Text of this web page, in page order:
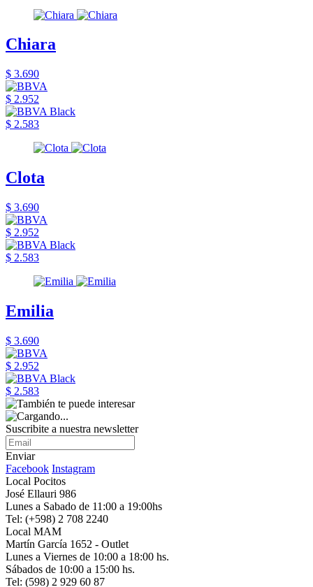
Chiara
$ 3.690
$ 2.952
$ 2.583
Clota
$ 3.690
$ 2.952
$ 2.583
Emilia
$ 3.690
$ 2.952
$ 2.583
Suscribite a nuestra newsletter
Enviar
Facebook Instagram
Local Pocitos
José Ellauri 986
Lunes a Sabado de 11:00 a 19:00hs
Tel: (+598) 2 708 2240
Local MAM
Martín García 1652 - Outlet
Lunes a Viernes de 10:00 a 18:00 hs.
Sábados de 10:00 a 15:00 hs.
Tel: (598) 2 929 60 87